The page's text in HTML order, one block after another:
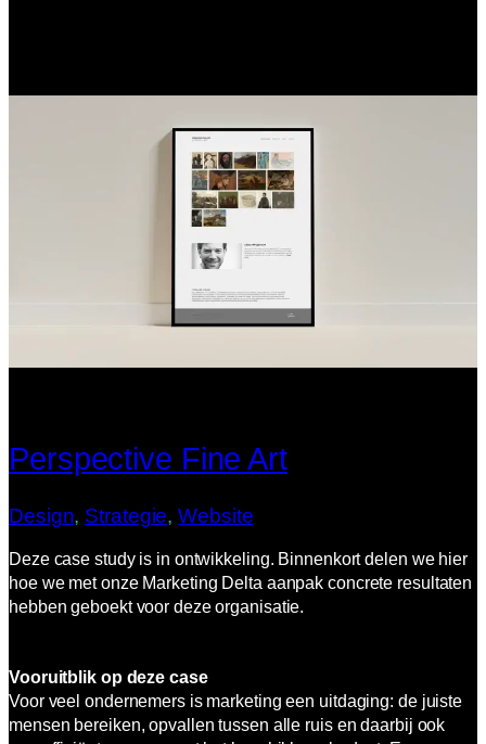
Perspective Fine Art
Design, Strategie, Website
Deze case study is in ontwikkeling. Binnenkort delen we hier
hoe we met onze Marketing Delta aanpak concrete resultaten
hebben geboekt voor deze organisatie.
Vooruitblik op deze case
Voor veel ondernemers is marketing een uitdaging: de juiste
mensen bereiken, opvallen tussen alle ruis en daarbij ook